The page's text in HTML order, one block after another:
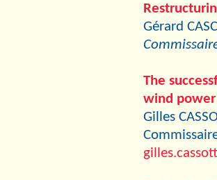
Gérard
The
wind power
Gilles